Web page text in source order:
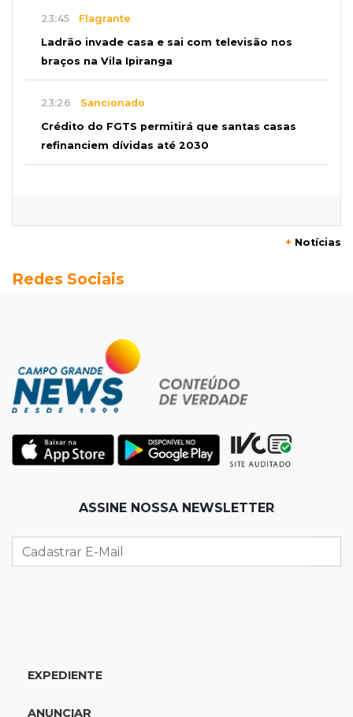
23:45 Flagrante
Ladrão invade casa e sai com televisão nos
braços na Vila Ipiranga
23:26 Sancionado
Crédito do FGTS permitirá que santas casas
refinanciem dívidas até 2030
preço do milho pouco muda
22:48Concurso 3.041
Estrutura
Pantanal passa a ter unidade regional para
atuar em incêndios e desmate
22:00Emagrecedores
MS lidera procura digital por canetas
Granizo danifica telhados e plantações
durante temporal no interior
+ Notícias
Redes Sociais
ASSINE NOSSA NEWSLETTER
EXPEDIENTE
ANUNCIAR